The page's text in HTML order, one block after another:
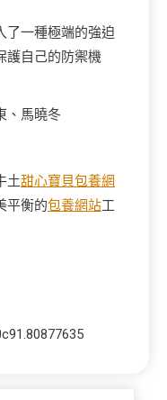
了一種極端的強迫
護自己的防禦機
、馬曉冬
土甜心寶貝包養網
平衡的包養網站工